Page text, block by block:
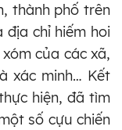
thành phố trên
chỉ hiếm hoi
của các xã,
xác minh… Kết
hiện, đã tìm
số cựu chiến